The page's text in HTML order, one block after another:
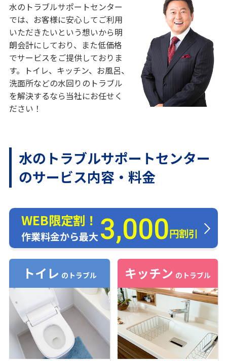
水のトラブルサポートセンター
では、お客様に安心してご利用
いただきたいという想いから明
朗会計にしており、また低価格
でサービスをご提供しておりま
す。トイレ、キッチン、お風呂、
洗面所などの水回りのトラブル
を解決するなら当社にお任せく
ださい！
水のトラブルサポートセンター
のサービス内容・料金
WEB限定割！
作業料金から最大3,000円割引
トイレ のトラブル キッチン のトラブル